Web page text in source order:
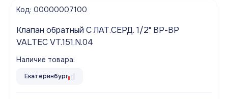
Код: 00000007100
Клапан обратный С ЛАТ.СЕРД. 1/2" ВР-ВР
VALTEC VT.151.N.04
Наличие товара:
Екатеринбург